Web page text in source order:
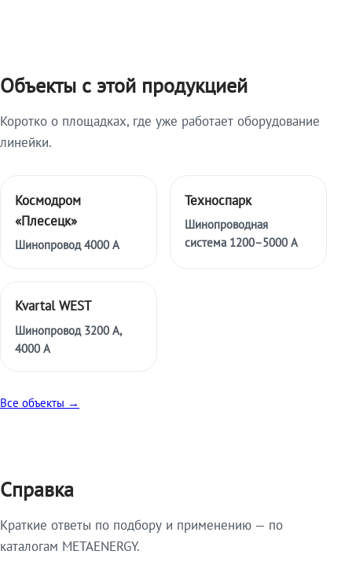
Объекты с этой продукцией
Коротко о площадках, где уже работает оборудование
линейки.
Космодром
«Плесецк»
Шинопровод 4000 А
Техноспарк
Шинопроводная
система 1200–5000 А
Kvartal WEST
Шинопровод 3200 А,
4000 А
Все объекты →
Справка
Краткие ответы по подбору и применению — по
каталогам METAENERGY.